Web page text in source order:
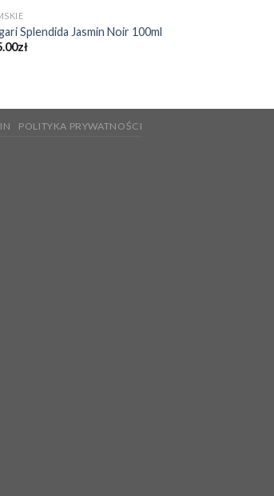
Splendida Jasmin Noir 100ml
zł
POLITYKA PRYWATNOŚCI